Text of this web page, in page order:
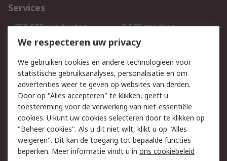
Services
750.000 producten
2.500 merken
Bestellen
Inkoopoplossingen
Track & Trace
Wettelijk
Cookiebeleid
Email veiligheid
Privacybeleid
Websitevoorwaarden
Algemene
verkoopvoorwaarden
We respecteren uw privacy
We gebruiken cookies en andere technologieën voor
statistische gebruiksanalyses, personalisatie en om
advertenties weer te geven op websites van derden.
Door op "Alles accepteren" te klikken, geeft u
toestemming voor de verwerking van niet-essentiële
cookies. U kunt uw cookies selecteren door te klikken op
"Beheer cookies". Als u dit niet wilt, klikt u op "Alles
weigeren". Dit kan de toegang tot bepaalde functies
beperken. Meer informatie vindt u in ons cookiebeleid